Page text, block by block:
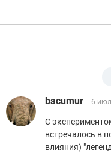
bacumur 6
С
встречалось в
влияния)